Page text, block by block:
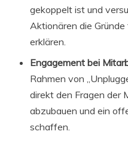
gekoppelt ist und
Aktionären die
erklären.
Engagement bei
Rahmen von
direkt den Fragen der
abzubauen und ein
schaffen.